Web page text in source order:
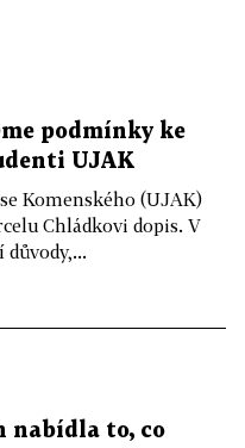
podmínky ke
UJAK
Komenského (UJAK)
Chládkovi dopis. V
nabídla to, co